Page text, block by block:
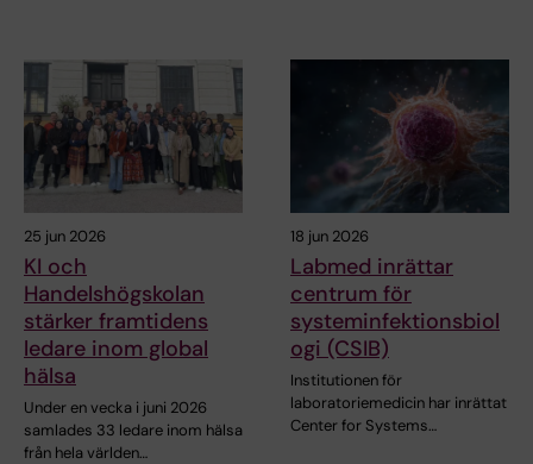
25 jun 2026
KI och
Handelshögskolan
stärker framtidens
ledare inom global
hälsa
Under en vecka i juni 2026
samlades 33 ledare inom hälsa
från hela världen…
18 jun 2026
Labmed inrättar
centrum för
systeminfektionsbiol
ogi (CSIB)
Institutionen för
laboratoriemedicin har inrättat
Center for Systems…